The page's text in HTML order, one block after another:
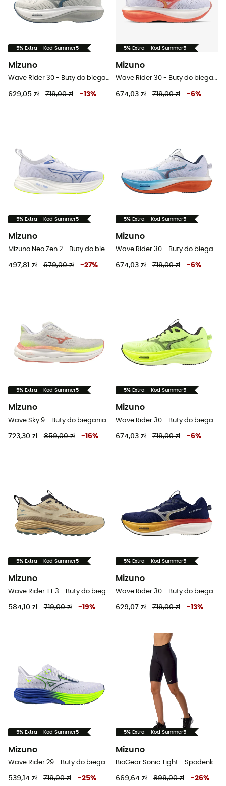
-5% Extra - Kod Summer5
Mizuno
Wave Rider 30 - Buty do biegania meskie
629,05 zł 719,00 zł -13%
-5% Extra - Kod Summer5
Mizuno
Wave Rider 30 - Buty do biegania damskie
674,03 zł 719,00 zł -6%
-5% Extra - Kod Summer5
Mizuno
Mizuno Neo Zen 2 - Buty do biegania damskie
497,81 zł 679,00 zł -27%
-5% Extra - Kod Summer5
Mizuno
Wave Rider 30 - Buty do biegania meskie
674,03 zł 719,00 zł -6%
-5% Extra - Kod Summer5
Mizuno
723,30 zł 859,00 zł -16%
-5% Extra - Kod Summer5
Mizuno
674,03 zł 719,00 zł -6%
-5% Extra - Kod Summer5
Mizuno
584,10 zł 719,00 zł -19%
-5% Extra - Kod Summer5
Mizuno
629,07 zł 719,00 zł -13%
-5% Extra - Kod Summer5
Mizuno
539,14 zł 719,00 zł -25%
-5% Extra - Kod Summer5
Mizuno
669,64 zł 899,00 zł -26%